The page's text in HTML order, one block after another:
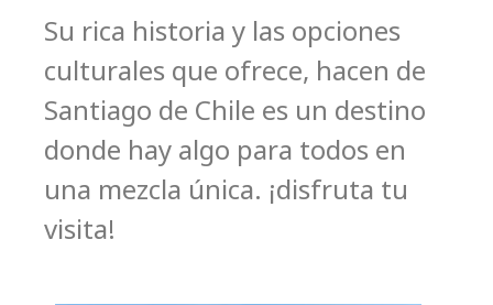
Su rica historia y las opciones
culturales que ofrece, hacen de
Santiago de Chile es un destino
donde hay algo para todos en
una mezcla única. ¡disfruta tu
visita!